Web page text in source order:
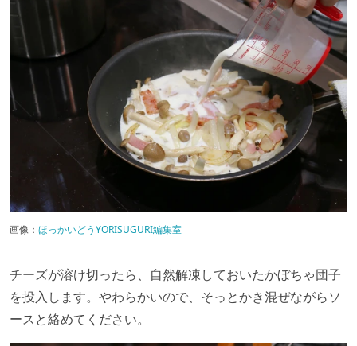
画像： ほっかいどうYORISUGURI編集室
チーズが溶け切ったら、自然解凍しておいたかぼちゃ団子
を投入します。やわらかいので、そっとかき混ぜながらソ
ースと絡めてください。